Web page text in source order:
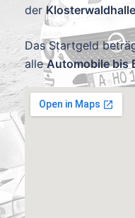
der
Das Startgeld
alleAutomobile bis